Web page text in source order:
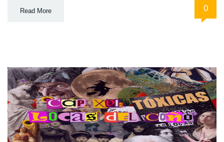
Read More 0